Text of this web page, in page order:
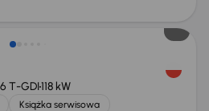
T-GDI118 kW
Książka serwisowa